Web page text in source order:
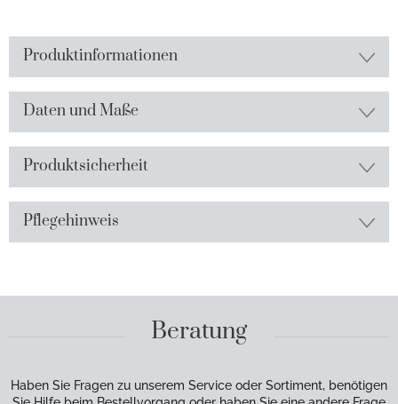
Produktinformationen
Daten und Maße
Produktsicherheit
Pflegehinweis
Beratung
Haben Sie Fragen zu unserem Service oder Sortiment, benötigen